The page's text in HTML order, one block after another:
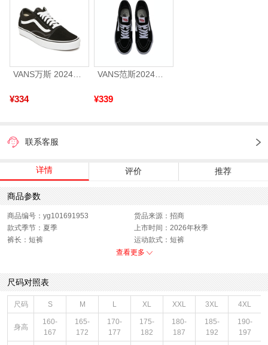
VANS万斯 2024年新款中性OldSkool帆布鞋/硫化鞋VN000D3HY28（延续款）
¥334
VANS范斯2024中性SK8-HiCL帆布鞋/硫化鞋VN000D5IB8C
¥339
联系客服
详情 评价 推荐
商品参数
商品编号：yg101691953
货品来源：招商
款式季节：夏季
上市时间：2026年秋季
裤长：短裤
运动款式：短裤
性别：男子
查看更多
尺码对照表
尺码 S M L XL XXL 3XL 4XL
身高
160-
167
165-
172
170-
177
175-
182
180-
187
185-
192
190-
197